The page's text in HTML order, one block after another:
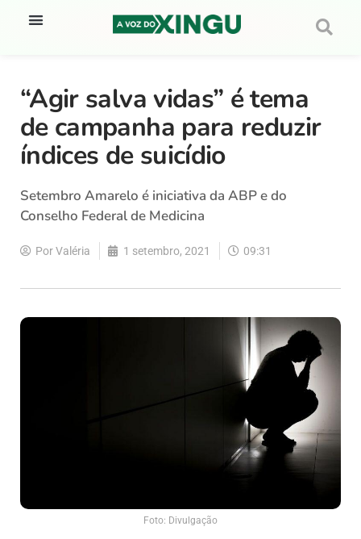
“Agir salva vidas” é tema
de campanha para reduzir
índices de suicídio
Setembro Amarelo é iniciativa da ABP e do
Conselho Federal de Medicina
PorValéria 1 setembro, 2021 09:31
Foto: Divulgação